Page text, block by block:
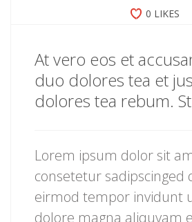
0 LIKES
At vero eos et
duo dolores tea et
dolores tea rebum.
Lorem ipsum dolor sit
consetetur sadipscinged
eirmod tempor invidunt
dolore magna aliquyam